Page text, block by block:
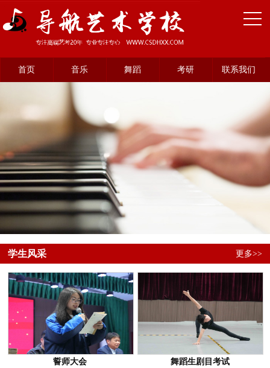
首页 音乐 舞蹈 考研 联系我们
学生风采 更多>>
誓师大会 舞蹈生剧目考试